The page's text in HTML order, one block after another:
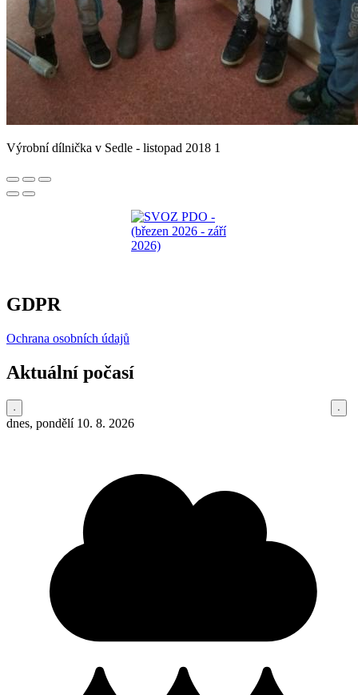
Výrobní dílnička v Sedle - listopad 2018 1
GDPR
Ochrana osobních údajů
Aktuální počasí
dnes, pondělí 10. 8. 2026